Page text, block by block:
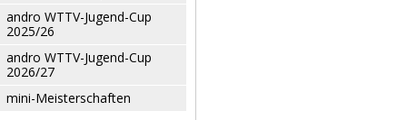
andro WTTV-Jugend-Cup
2025/26
andro WTTV-Jugend-Cup
2026/27
mini-Meisterschaften